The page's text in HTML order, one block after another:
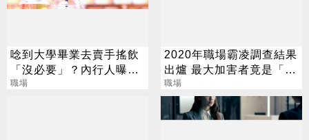
唸到大學畢業去賣手搖飲
「沒必要」？內行人曝薪
資：勝過銀行櫃檯
職場
2020年職場霸凌調查結果
出爐 最大加害者竟是「他
們」！
職場